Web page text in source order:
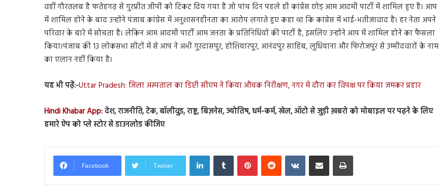
वहीं गौरतलब है फतेहगढ़ से गुरप्रीत जीपी को टिकट दिय गया है जो पांच दिन पहले ही कांग्रेस छोड़ आम आदमी पार्टी में शामिल हुए हैं। आप
में शामिल होने के बाद उन्होंने पंजाब कांग्रेस में अनुशासनहीनता का आरोप लगाते हुए कहा था कि कांग्रेस में भाई-भतीजावाद है। हर नेता अपने
परिवार के बारे में सोचता है। लेकिन आम आदमी पार्टी आम जनता के प्रतिनिधियों की पार्टी है, इसलिए उन्होंने आप में शामिल होने का फैसला
किया।पंजाब की 13 लोकसभा सीटों में से आप ने अभी गुरदासपुर, होशियारपुर, आनंदपुर साहिब, लुधियाना और फिरोजपुर से उम्मीदवारों के नाम
का एलान नहीं किया है।
यह भी पढ़ें:-Uttar Pradesh: जिला अस्पताल का डिप्टी सीएम ने किया औचक निरीक्षण, नगर में दौरा कर विपक्ष पर किया जमकर प्रहार
Hindi Khabar App:देश, राजनीति, टेक, बॉलीवुड, राष्ट्र, बिज़नेस, ज्योतिष, धर्म-कर्म, खेल, ऑटो से जुड़ी ख़बरो को मोबाइल पर पढ़ने के लिए
हमारे ऐप को प्ले स्टोर से डाउनलोड कीजिए
Facebook Twitter
LinkedInTumblr PinterestReddit VKontakteShare via Email Print